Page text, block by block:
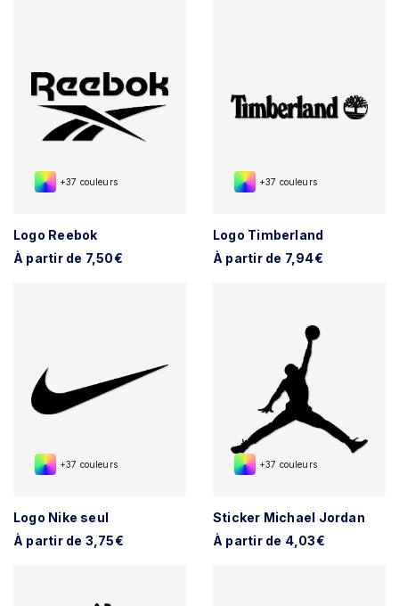
+37 couleurs
Logo Reebok
À partir de 7,50€
+37 couleurs
Logo Timberland
À partir de 7,94€
+37 couleurs
Logo Nike seul
À partir de 3,75€
+37 couleurs
Sticker Michael Jordan
À partir de 4,03€